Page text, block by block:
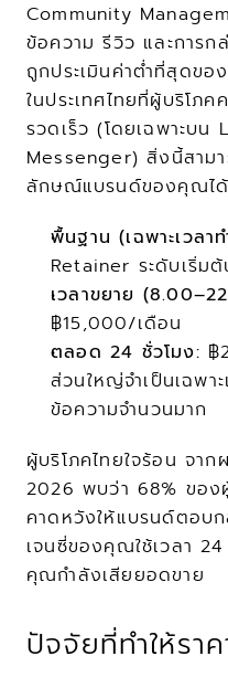
Community
ข้อความ รีวิว และการ
ถูกประเมินค่าต่ำที่สุดข
ในประเทศไทยที่ผู้บริโภ
รวดเร็ว (โดยเฉพาะบน
Messenger) สิ่งนี้สาม
ลักษณ์แบรนด์ของคุณได้
พื้นฐาน (เฉพาะเวลาท
Retainer ระดับเริ่มต้
เวลาขยาย
฿15,000/เดือน
ตลอด 24 ชั่วโมง: ฿
ส่วนใหญ่จำเป็นเฉพ
ข้อความจำนวนมาก
ผู้บริโภคไทยใจร้อน จา
2026 พบว่า 68% ของ
คาดหวังให้แบรนด์ตอบ
เจนซี่ของคุณใช้เวลา
คุณกำลังเสียยอดขาย
ปัจจัยที่ทำให้รา